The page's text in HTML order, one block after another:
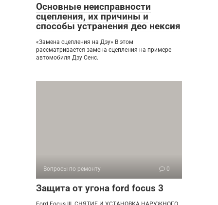
Основные неисправности
сцепления, их причины и
способы устранения део нексия
«Замена сцепления на Дэу» В этом
рассматривается замена сцепления на примере
автомобиля Дэу Сенс.
Вопросы по ремонту 0
Защита от угона ford focus 3